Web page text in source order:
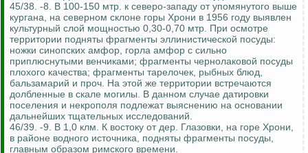
45/38. -8. В 100-150 мтр. к северо-западу от упомянутого выше
кургана, на северном склоне горы Хрони в 1956 году выявлен
культурный слой мощностью 0,30-0,70 мтр. При осмотре
территории подняты фрагменты эллинистической посуды:
ножки синопских амфор, горла амфор с сильно
приплюснутыми венчиками; фрагменты чернолаковой посуды
плохого качества; фрагменты тарелочек, рыбных блюд,
бальзамарий и проч. На этой же территории встречаются
долбленные в скале могилы. В данном случае датировки
поселения и некрополя подлежат выяснению на основании
дальнейших тщательных исследований.
46/39. -9. В 1,0 клм. К востоку от дер. Глазовки, на горе Хрони,
в районе водного источника, подняты фрагменты посуды,
главным образом римского времени.